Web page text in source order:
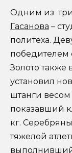
Одним из
Гасанова –
политеха.
Золото также
установил
штанги
показавший
кг.
тяжелой